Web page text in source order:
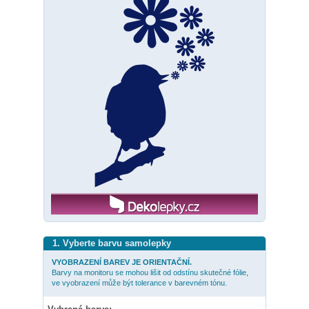
1. Vyberte barvu samolepky
VYOBRAZENÍ BAREV JE ORIENTAČNÍ.
Barvy na monitoru se mohou lišit od odstínu skutečné fólie,
ve vyobrazení může být tolerance v barevném tónu.